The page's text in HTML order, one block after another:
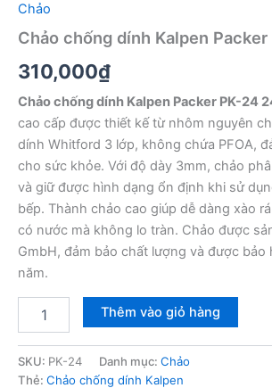
Chảo
Chảo chống dính Kalpen
310,000₫
Chảo chống dính Kalpen Packer PK-24
cao cấp được thiết kế từ nhôm nguyên
dính Whitford 3 lớp, không chứa PFOA,
cho sức khỏe. Với độ dày 3mm, chảo
và giữ được hình dạng ổn định khi sử
bếp. Thành chảo cao giúp dễ dàng xào
có nước mà không lo tràn. Chảo được
GmbH, đảm bảo chất lượng và được bảo
năm.
chống
Kalpen
Packer
Thêm vào giỏ hàng
SKU: PK-24 Danh mục: Chảo
Thẻ: Chảo chống dính Kalpen